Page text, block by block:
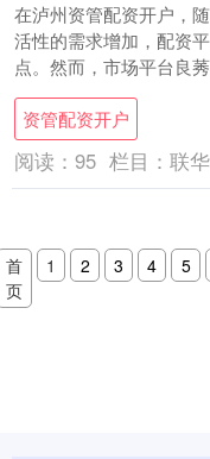
在泸州资管配资开户，
活性的需求增加，配资
点。然而，市场平台良
选项中筛选出正规、安
位投资者....
资管配资开户
阅读： 95 栏目： 联
首
页
1 2 3 4 5